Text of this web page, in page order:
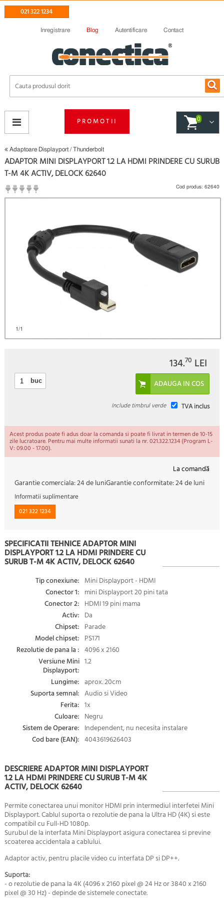
021 322 1234
Inregistrare Blog Autentificare Contact
PROMOTII 0
Adaptoare Displayport / Thunderbolt
1/1
ADAPTOR MINI DISPLAYPORT 1.2 LA HDMI PRINDERE CU SURUB
T-M 4K ACTIV, DELOCK 62640
(
Cod produs: 62640
134.70 LEI
buc
TVA inclus
Include timbrul verde
Acest produs poate fi adus doar la comanda si poate fi livrat in termen de 10-15
zile lucratoare. Pentru mai multe informatii sunati la nr. 021.322.1234 (Program L-
V: 09.00 - 17.00).
La comandă
Garantie comerciala:24 de luniGarantie conformitate:24 de luni
Informatii suplimentare
021 322 1234
SPECIFICATII TEHNICE ADAPTOR MINI
DISPLAYPORT 1.2 LA HDMI PRINDERE CU
SURUB T-M 4K ACTIV, DELOCK 62640
Tip conexiune: Mini Displayport - HDMI
Conector 1: mini Displayport 20 pini tata
Conector 2: HDMI 19 pini mama
Activ: Da
Chipset: Parade
Model chipset: PS171
Rezolutie de pana la : 4096 x 2160
Versiune Mini
Displayport:
1.2
Lungime: aprox. 20cm
Suporta semnal: Audio si Video
Ferita: 1x
Culoare: Negru
Sistem de Operare: Independent, nu necesita instalare
Cod bare (EAN): 4043619626403
DESCRIERE ADAPTOR MINI DISPLAYPORT
1.2 LA HDMI PRINDERE CU SURUB T-M 4K
ACTIV, DELOCK 62640
Permite conectarea unui monitor HDMI prin intermediul interfetei Mini
Displayport. Cablul suporta o rezolutie de pana la Ultra HD (4K) si este
compatibil cu Full-HD 1080p.
Surubul de la interfata Mini Displayport asigura conectarea si previne
scoaterea accidentala a cablului.
Adaptor activ, pentru placile video cu interfata DP si DP++.
Suporta:
- o rezolutie de pana la4K (4096 x 2160 pixel @ 24 Hz or 3840 x 2160
pixel @ 30 Hz)- depinde de sistemele conectate.